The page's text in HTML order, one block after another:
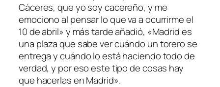
Cáceres, que yo soy cacereño, y me
emociono al pensar lo que va a ocurrirme el
10 de abril» y más tarde añadió, «Madrid es
una plaza que sabe ver cuándo un torero se
entrega y cuándo lo está haciendo todo de
verdad, y por eso este tipo de cosas hay
que hacerlas en Madrid».